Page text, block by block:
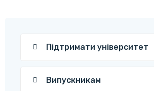
Підтримати університет
Випускникам